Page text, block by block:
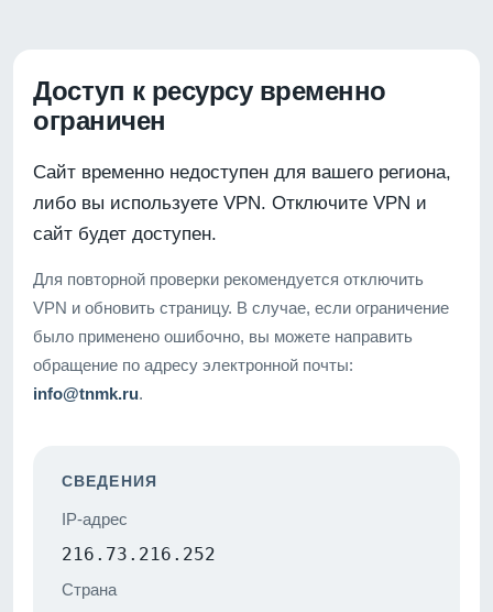
Доступ к ресурсу временно
ограничен
Сайт временно недоступен для вашего региона,
либо вы используете VPN. Отключите VPN и
сайт будет доступен.
Для повторной проверки рекомендуется отключить
VPN и обновить страницу. В случае, если ограничение
было применено ошибочно, вы можете направить
обращение по адресу электронной почты:
info@tnmk.ru.
СВЕДЕНИЯ
IP-адрес
216.73.216.252
Страна